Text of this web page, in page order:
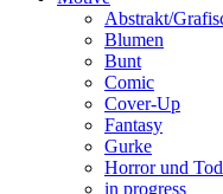
Abstrakt/
Blumen
Bunt
Comic
Cover-Up
Fantasy
Gurke
Horror und Tod
in progress